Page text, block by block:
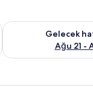
14 - Ağu 16
Gelecek
Ağu 21 -
Önümüzdeki hafta
kablosuz İnternet